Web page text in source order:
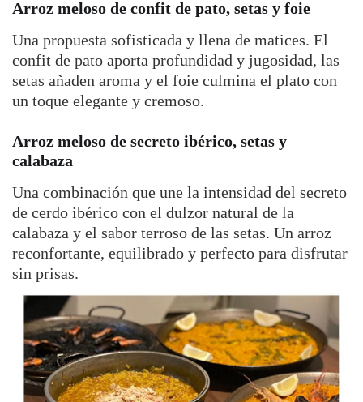
Arroz meloso de confit de pato, setas y foie
Una propuesta sofisticada y llena de matices. El
confit de pato aporta profundidad y jugosidad, las
setas añaden aroma y el foie culmina el plato con
un toque elegante y cremoso.
Arroz meloso de secreto ibérico, setas y
calabaza
Una combinación que une la intensidad del secreto
de cerdo ibérico con el dulzor natural de la
calabaza y el sabor terroso de las setas. Un arroz
reconfortante, equilibrado y perfecto para disfrutar
sin prisas.